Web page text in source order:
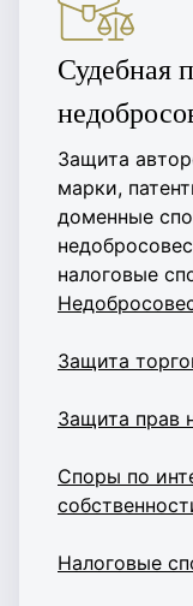
Судебная
Защита
марки,
доменные
налоговые
Защита
Защита прав
Споры по
Налоговые